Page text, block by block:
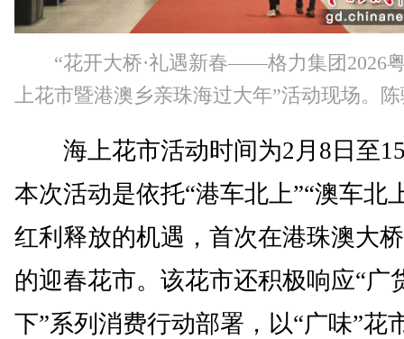
“花开大桥·礼遇新春——格力集团2026
上花市暨港澳乡亲珠海过大年”活动现场。
海上花市活动时间为2月8日至
本次活动是依托“港车北上”“澳车北
红利释放的机遇，首次在港珠澳大
的迎春花市。该花市还积极响应“广
下”系列消费行动部署，以“广味”花